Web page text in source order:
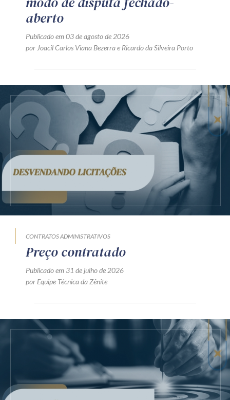
aberto
Publicado em 03 de agosto de 2026
por Joacil Carlos Viana Bezerrae Ricardo da Silveira Porto
CONTRATOS ADMINISTRATIVOS
Preço contratado
Publicado em 31 de julho de 2026
por Equipe Técnica da Zênite